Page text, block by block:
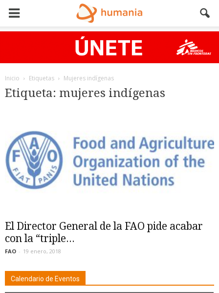
Inicio Etiquetas Mujeres indígenas
Etiqueta: mujeres indígenas
El Director General de la FAO pide acabar
con la “triple...
FAO - 19 enero, 2018
Calendario de Eventos